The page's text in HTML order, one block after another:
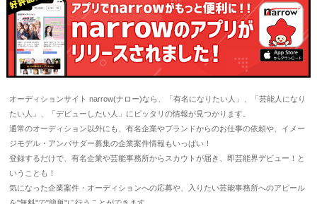
オーディションサイト narrow(ナロー)なら、「有名になりたい人」、「芸能人になり
たい人」、「デビューしたい人」にピッタリの情報が見つかります。
通常のオーディション以外にも、有名企業やブランドからのお仕事の依頼や、イメー
ジモデル・アンバサダー募集の企業案件情報もいっぱい！
登録するだけで、有名企業や芸能事務所からスカウトが届き、即芸能界デビュー！と
いうことも！
気になった企業案件・オーディションへの応募や、入りたい芸能事務所へのアピール